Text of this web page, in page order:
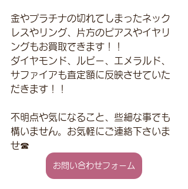
金やプラチナの切れてしまったネック
レスやリング、片方のピアスやイヤリ
ングもお買取できます！！
ダイヤモンド、ルビー、エメラルド、
サファイアも査定額に反映させていた
だきます！！
不明点や気になること、些細な事でも
構いません。お気軽にご連絡下さいま
せ☎
お問い合わせフォーム